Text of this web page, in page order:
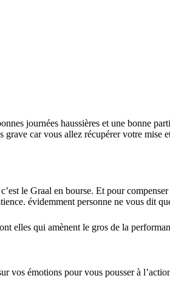
journées haussières et une bonne
car vous allez récupérer votre mise
le Graal en bourse. Et pour
évidemment personne ne vous dit
elles qui amènent le gros de la
vos émotions pour vous pousser à